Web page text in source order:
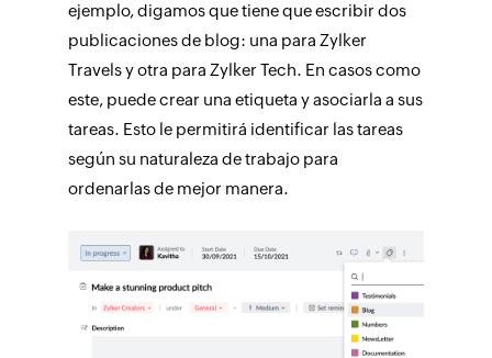
ejemplo, digamos que tiene que escribir dos
publicaciones de blog: una para Zylker
Travels y otra para Zylker Tech. En casos como
este, puede crear una etiqueta y asociarla a sus
tareas. Esto le permitirá identificar las tareas
según su naturaleza de trabajo para
ordenarlas de mejor manera.